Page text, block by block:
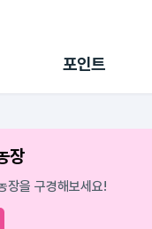
포인트
출석 룰렛
후원
장
을 구경해보세요!